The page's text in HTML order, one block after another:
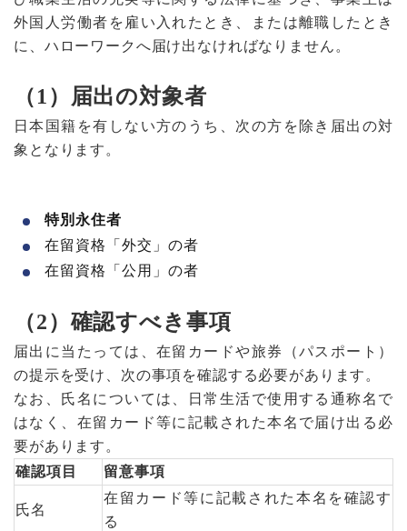
外国人労働者を雇い入れたとき、または離職したとき
に、ハローワークへ届け出なければなりません。
（1）届出の対象者
日本国籍を有しない方のうち、次の方を除き届出の対
象となります。
特別永住者
在留資格「外交」の者
在留資格「公用」の者
（2）確認すべき事項
届出に当たっては、在留カードや旅券（パスポート）
の提示を受け、次の事項を確認する必要があります。
なお、氏名については、日常生活で使用する通称名で
はなく、在留カード等に記載された本名で届け出る必
要があります。
確認項目
留意事項
氏名
在留カード等に記載された本名を確認す
る